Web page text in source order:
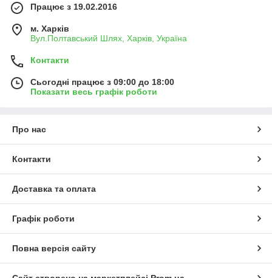
Працює з 19.02.2016
м. Харків
Вул.Полтавський Шлях, Харків, Україна
Контакти
Сьогодні працює з 09:00 до 18:00
Показати весь графік роботи
Про нас
Контакти
Доставка та оплата
Графік роботи
Повна версія сайту